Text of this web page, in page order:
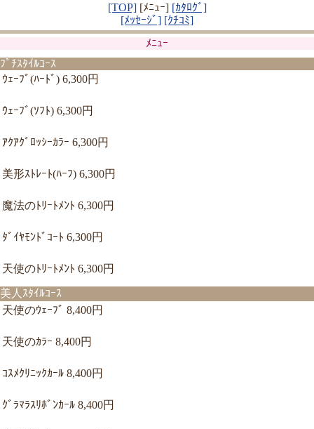
[TOP][ﾒﾆｭｰ] [ｶﾀﾛｸﾞ]
[ﾒｯｾｰｼﾞ] [ｸﾁｺﾐ]
ﾒﾆｭｰ
ﾌﾟﾁｽﾀｲﾙｺｰｽ
ｳｪｰﾌﾞ(ﾊｰﾄﾞ) 6,300円
ｳｪｰﾌﾞ(ｿﾌﾄ) 6,300円
ｱｸｱｸﾞﾛｯｼｰｶﾗｰ 6,300円
美形ｽﾄﾚｰﾄ(ﾊｰﾌ) 6,300円
魔法のﾄﾘｰﾄﾒﾝﾄ 6,300円
ﾀﾞｲﾔﾓﾝﾄﾞｺｰﾄ 6,300円
天使のﾄﾘｰﾄﾒﾝﾄ 6,300円
美人ｽﾀｲﾙｺｰｽ
天使のｳｪｰﾌﾞ 8,400円
天使のｶﾗｰ 8,400円
ｺｽﾒｸﾘﾆｯｸｶｰﾙ 8,400円
ｸﾞﾗﾏﾗｽﾘﾎﾞﾝｶｰﾙ 8,400円